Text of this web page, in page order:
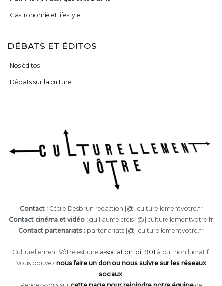
Gastronomie et lifestyle
DÉBATS ET ÉDITOS
Nos éditos
Débats sur la culture
Contact :Cécile Desbrun redaction [@] culturellementvotre.fr
Contact cinéma et vidéo : guillaume.creis [@] culturellementvotre.fr
Contact partenariats : partenariats [@] culturellementvotre.fr
Culturellement Vôtre est une association loi 1901 à but non lucratif.
Vous pouvez nous faire un don ou nous suivre sur les réseaux
sociaux.